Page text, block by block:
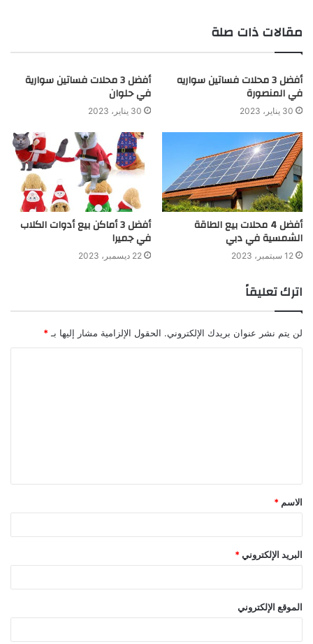
مقالات ذات صلة
أفضل 3 محلات فساتين سواريه
في المنصورة
30 يناير، 2023
أفضل 3 محلات فساتين سوارية
في حلوان
30 يناير، 2023
أفضل 4 محلات بيع الطاقة
الشمسية في دبي
12 سبتمبر، 2023
أفضل 3 أماكن بيع أدوات الكلاب
في جميرا
22 ديسمبر، 2023
اترك تعليقاً
لن يتم نشر عنوان بريدك الإلكتروني. الحقول الإلزامية مشار إليها بـ *
الاسم *
البريد الإلكتروني *
الموقع الإلكتروني